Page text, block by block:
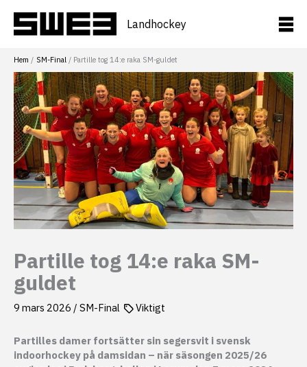
innehåll
Landhockey
Hem SM-Final Partille tog 14:e raka SM-guldet
Partille tog 14:e raka SM-
guldet
9 mars 2026 / SM-Final Viktigt
Partilles damer fortsätter sin segersvit i svensk
indoorhockey på damsidan – när säsongen 2025/26